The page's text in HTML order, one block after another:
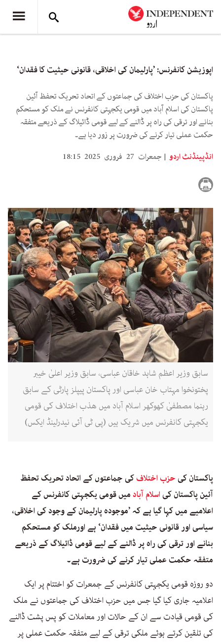
اپوزیشن کانفرنس: ’پارلیمان کی اخلاقی، قانونی حیثیت کا فقدان‘
پاکستان کی حزب اختلاف کی جماعتوں کے اتحاد تحریک تحفظ آئین
پاکستان کی اسلام آباد میں قومی یکجہتی کانفرنس نے ملک کو مستحکم
بنانے اور ترقی کی راہ پر ڈالنے کے لیے قومی ڈائیلاگ کے ذریعے متفقہ
حکمت عملی تیار کرنے کی ضرورت پر زور دیا ہے۔
انڈپینڈنٹ اردو
جمعرات 27 فروری 2025 18:15
سابق وزیر اعظم شاہد خاقان عباسی، سابق وزیر اعلیٰ خیبر
پختونخوا مہتاب خان عباسی اور پاکستان پیپلز پارٹی کے سابق
رہنما مصطفیٰ کھوکھر اسلام آباد میں ھذب اختلاف کی قومی
یکجہتی کانفرنس میں شریک ہیں (پی ٹی آئی نیدرلینڈ ایکس)
پاکستان کیحزب اختلافکی جماعتوں کے اتحاد تحریک تحفظ
آئین پاکستان کیاسلام آبادمیں قومی یکجہتی کانفرنس کے
اعلامیے میں کہا گیا ہے کہ ’موجودہ پارلیمان کے وجود کی اخلاقی،
سیاسی اور قانونی حیثیت میں فقدان‘ ہے اورملک کو مستحکم
بنانے اور ترقی کی راہ پر ڈالنے کے لیے قومی ڈائیلاگ کے ذریعے
متفقہ حکمت عملی تیار کرنے کی ضرورت ہے۔
دو روزہ قومی یکجہتی کانفرنس کے جمعرات کو اختتام پر ایک
اعلامیہ جاری کیا گیا جس میں حزب اختلاف کی جماعتوں نے ملک
کی قومی قیادت سے ان کے حالات اور معاملات کو پس پشت ڈالنے
کی تلقین کرتے ہوئے ملکی ترقی کے لیے متفقہ حکمت عملی پر